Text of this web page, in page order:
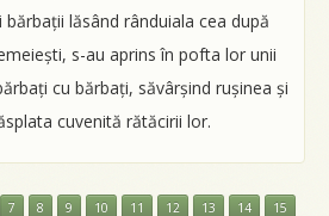
bărbații lăsând rânduiala cea după
s-au aprins în pofta lor unii
cu bărbați, săvârșind rușinea și
cuvenită rătăcirii lor.
7 8 9 10 11 12 13 14 15